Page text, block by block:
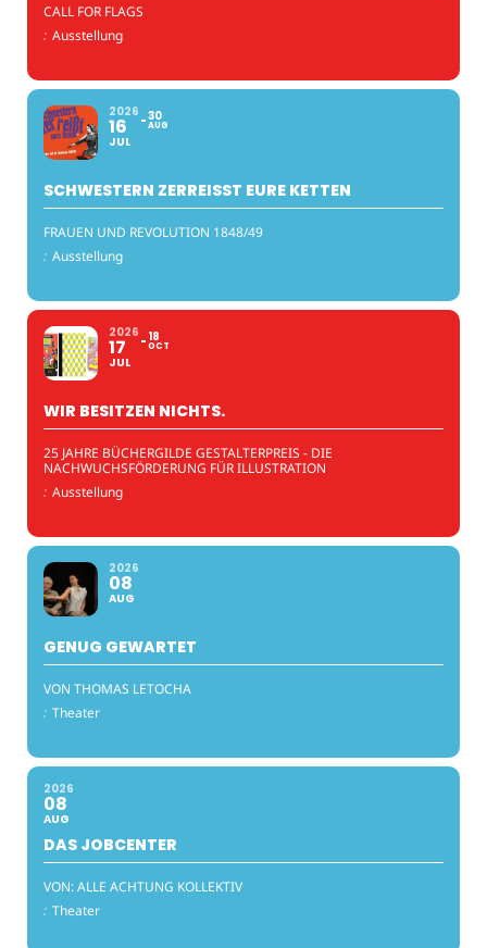
CALL FOR FLAGS
: Ausstellung
2026
16
JUL
30
AUG
SCHWESTERN ZERREISST EURE KETTEN
FRAUEN UND REVOLUTION 1848/49
: Ausstellung
2026
17
JUL
18
OCT
WIR BESITZEN NICHTS.
25 JAHRE BÜCHERGILDE GESTALTERPREIS - DIE
NACHWUCHSFÖRDERUNG FÜR ILLUSTRATION
: Ausstellung
2026
08
AUG
GENUG GEWARTET
VON THOMAS LETOCHA
: Theater
2026
08
AUG
DAS JOBCENTER
VON: ALLE ACHTUNG KOLLEKTIV
: Theater